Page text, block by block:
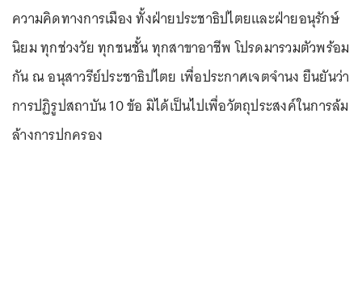
ความคิดทางการเมือง ทั้งฝ่ายประชาธิปไตยและฝ่ายอนุรักษ์
นิยม ทุกช่วงวัย ทุกชนชั้น ทุกสาขาอาชีพ โปรดมารวมตัวพร้อม
กัน ณ อนุสาวรีย์ประชาธิปไตย เพื่อประกาศเจตจำนง ยืนยันว่า
การปฏิรูปสถาบัน 10 ข้อ มิได้เป็นไปเพื่อวัตถุประสงค์ในการล้ม
ล้างการปกครอง